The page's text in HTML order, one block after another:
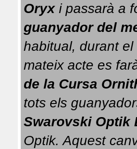
Oryx i passarà a
guanyador del
habitual, durant el
mateix acte es
de la Cursa
tots els
Swarovski Optik
Optik. Aquest